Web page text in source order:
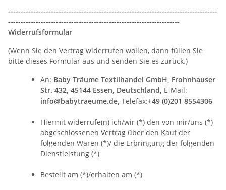
-----------------------------------------------------------------------------------
--------------------------------------------------------------------
Widerrufsformular
(Wenn Sie den Vertrag widerrufen wollen, dann füllen Sie
bitte dieses Formular aus und senden Sie es zurück.)
An: Baby Träume Textilhandel GmbH, Frohnhauser
Str. 432, 45144 Essen, Deutschland, E-Mail:
info@babytraeume.de, Telefax:+49 (0)201 8554306
Hiermit widerrufe(n) ich/wir (*) den von mir/uns (*)
abgeschlossenen Vertrag über den Kauf der
folgenden Waren (*)/ die Erbringung der folgenden
Dienstleistung (*)
Bestellt am (*)/erhalten am (*)